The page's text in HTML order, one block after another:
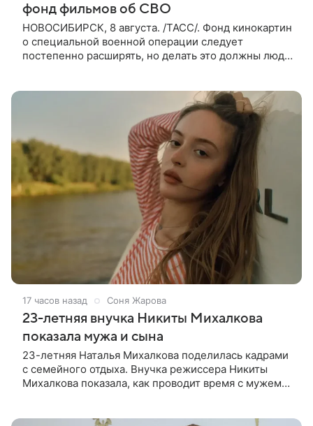
фонд фильмов об СВО
НОВОСИБИРСК, 8 августа. /ТАСС/. Фонд кинокартин
о специальной военной операции следует
постепенно расширять, но делать это должны люди,
17 часов назад Соня Жарова
23-летняя внучка Никиты Михалкова
показала мужа и сына
23-летняя Наталья Михалкова поделилась кадрами
с семейного отдыха. Внучка режиссера Никиты
Михалкова показала, как проводит время с мужем